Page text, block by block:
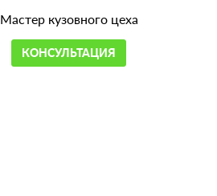
Мастер кузовного цеха
КОНСУЛЬТАЦИЯ